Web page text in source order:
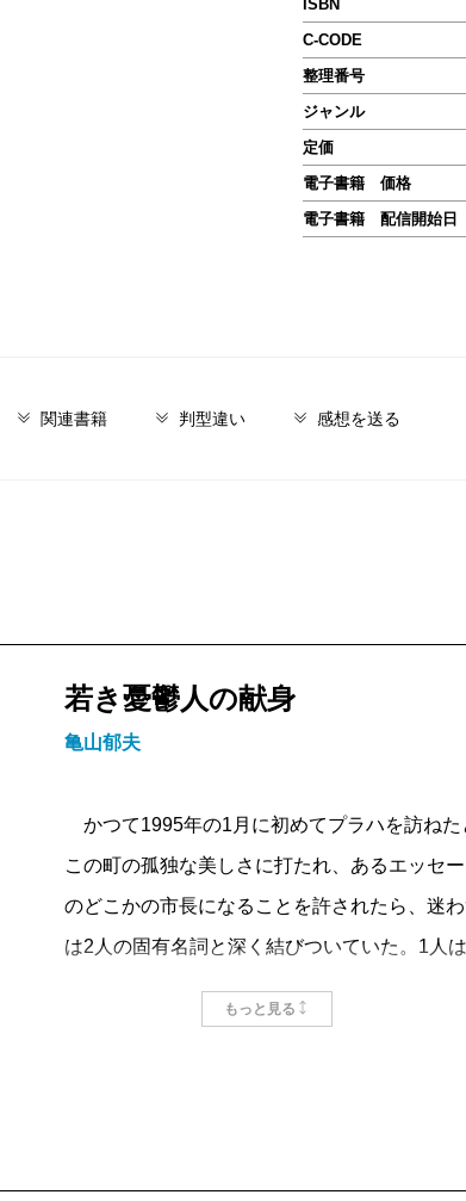
ISBN
C-CODE
整理番号
ジャンル
定価
電子書籍 価格
電子書籍 配信開始日
関連書籍 判型違い 感想を送る
若き憂鬱人の献身
亀山郁夫
かつて1995年の1月に初めてプラハを訪ね
この町の孤独な美しさに打たれ、あるエッセ
のどこかの市長になることを許されたら、迷
は2人の固有名詞と深く結びついていた。1人
人は、ロシアの女性詩人マリーナ・ツヴェタ
結びつき、そして今回、この『プラハの憂鬱
に寄せる好奇心の初々しさが際立つが、私が
もっと見る